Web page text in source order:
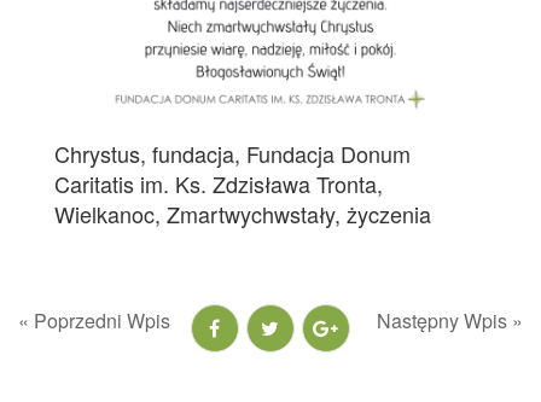
Chrystus, fundacja, Fundacja Donum
Caritatis im. Ks. Zdzisława Tronta,
Wielkanoc, Zmartwychwstały, życzenia
« Poprzedni Wpis Następny Wpis »